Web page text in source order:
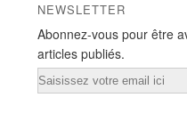
NEWSLETTER
Abonnez-vous pour être
articles publiés.
Email